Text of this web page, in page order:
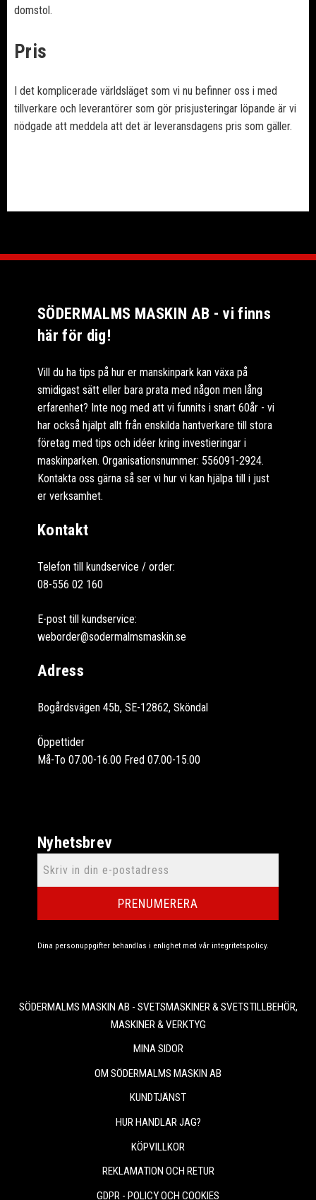
domstol.
Pris
I det komplicerade världsläget som vi nu befinner oss i med
tillverkare och leverantörer som gör prisjusteringar löpande är vi
nödgade att meddela att det är leveransdagens pris som gäller.
SÖDERMALMS MASKIN AB - vi finns
här för dig!
Vill du ha tips på hur er manskinpark kan växa på
smidigast sätt eller bara prata med någon men lång
erfarenhet? Inte nog med att vi funnits i snart 60år - vi
har också hjälpt allt från enskilda hantverkare till stora
företag med tips och idéer kring investieringar i
maskinparken. Organisationsnummer: 556091-2924.
Kontakta oss gärna så ser vi hur vi kan hjälpa till i just
er verksamhet.
Kontakt
Telefon till kundservice / order:
08-556 02 160
E-post till kundservice:
weborder@sodermalmsmaskin.se
Adress
Bogårdsvägen 45b, SE-12862, Sköndal
Öppettider
Må-To 07.00-16.00 Fred 07.00-15.00
Nyhetsbrev
PRENUMERERA
Dina personuppgifter behandlas i enlighet med vår integritetspolicy.
SÖDERMALMS MASKIN AB - SVETSMASKINER & SVETSTILLBEHÖR,
MASKINER & VERKTYG
MINA SIDOR
OM SÖDERMALMS MASKIN AB
KUNDTJÄNST
HUR HANDLAR JAG?
KÖPVILLKOR
REKLAMATION OCH RETUR
GDPR - POLICY OCH COOKIES